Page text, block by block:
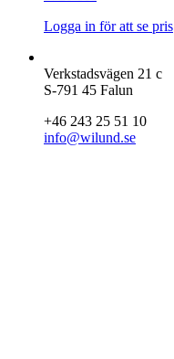
Logga in för att se pris
Verkstadsvägen 21 c
S-791 45 Falun
+46 243 25 51 10
info@wilund.se